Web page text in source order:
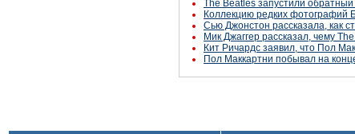
The Beatles запустили
Коллекцию редких фотографий
Сью Джонстон рассказала, как
Мик Джаггер рассказал, чему
Кит Ричардс заявил, что Пол
Пол Маккартни побывал на